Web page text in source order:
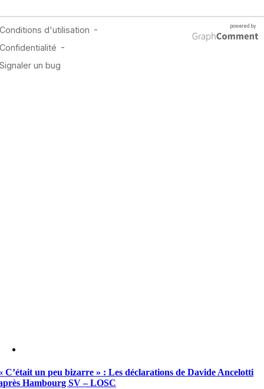
C’était un peu bizarre » : Les déclarations de Davide Ancelotti
Hambourg SV – LOSC